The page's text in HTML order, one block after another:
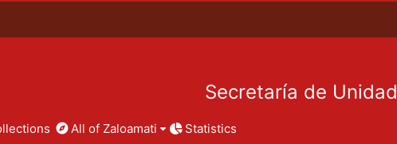
Secretaría de Unidad
All of Zaloamati Statistics